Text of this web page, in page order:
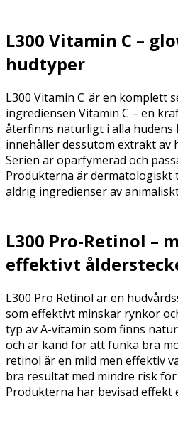
L300 Vitamin C –
hudtyper
L300 Vitamin C är en komplett
ingrediensen Vitamin C – en
återfinns naturligt i alla hudens
innehåller dessutom extrakt av
Serien är oparfymerad och
Produkterna är dermatologiskt
aldrig ingredienser av
L300 Pro-Retinol –
effektivt
L300 Pro Retinol är en
som effektivt minskar rynkor
typ av A-vitamin som finns
och är känd för att funka bra
retinol är en mild men effektiv
bra resultat med mindre risk
Produkterna har bevisad effekt